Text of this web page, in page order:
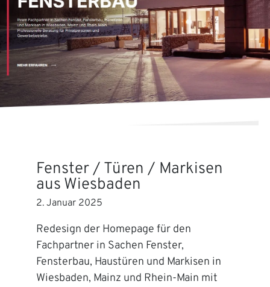
Fenster / Türen / Markisen
aus Wiesbaden
2. Januar 2025
Redesign der Homepage für den
Fachpartner in Sachen Fenster,
Fensterbau, Haustüren und Markisen in
Wiesbaden, Mainz und Rhein-Main mit